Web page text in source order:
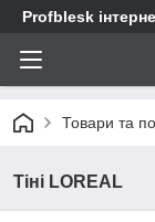
Profblesk
Товари та
Тіні LOREAL